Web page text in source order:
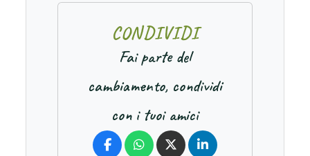
CONDIVIDI
Fai parte del
cambiamento, condividi
con i tuoi amici